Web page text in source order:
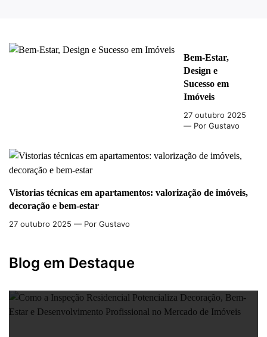
Bem-Estar,
Design e
Sucesso em
Imóveis
27 outubro 2025
— Por Gustavo
Vistorias técnicas em apartamentos: valorização de imóveis,
decoração e bem-estar
27 outubro 2025 — Por Gustavo
Blog em Destaque